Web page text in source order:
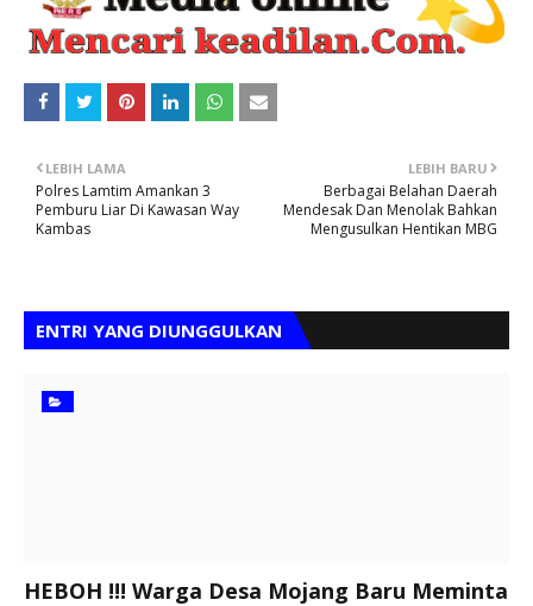
LEBIH BARU
Berbagai Belahan Daerah
Mendesak Dan Menolak Bahkan
Mengusulkan Hentikan MBG
LEBIH LAMA
Polres Lamtim Amankan 3
Pemburu Liar Di Kawasan Way
Kambas
ENTRI YANG DIUNGGULKAN
HEBOH !!! Warga Desa Mojang Baru Meminta